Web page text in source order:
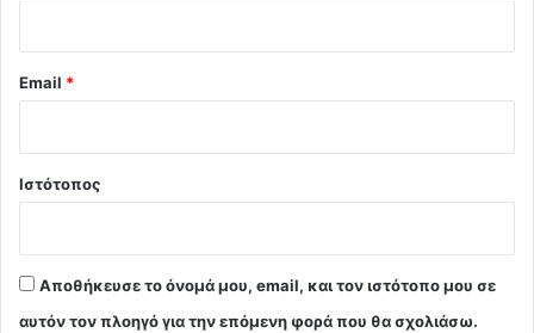
Email *
Ιστότοπος
Αποθήκευσε το όνομά μου, email, και τον ιστότοπο μου σε
αυτόν τον πλοηγό για την επόμενη φορά που θα σχολιάσω.